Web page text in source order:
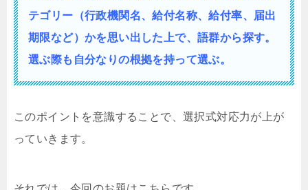
テゴリー（行政機関名、給付名称、給付率、届出
期限など）かを思い出した上で、語群から探す。
選ぶ際も自分なりの根拠を持って選ぶ。
このポイントを意識することで、選択式対応力が上が
っていきます。